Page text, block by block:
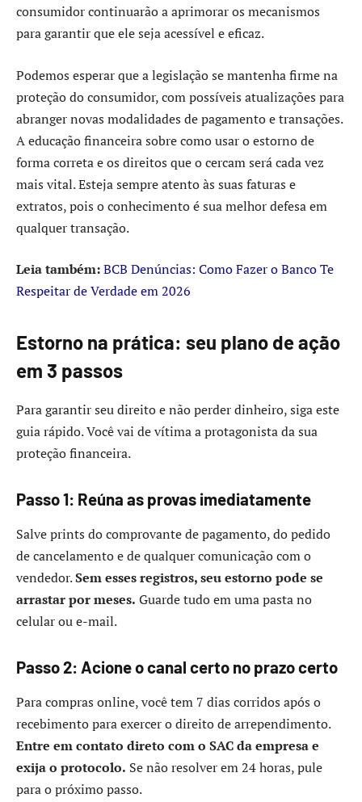
consumidor continuarão a aprimorar os mecanismos
para garantir que ele seja acessível e eficaz.
Podemos esperar que a legislação se mantenha firme na
proteção do consumidor, com possíveis atualizações para
abranger novas modalidades de pagamento e transações.
A educação financeira sobre como usar o estorno de
forma correta e os direitos que o cercam será cada vez
mais vital. Esteja sempre atento às suas faturas e
extratos, pois o conhecimento é sua melhor defesa em
qualquer transação.
Leia também:BCB Denúncias: Como Fazer o Banco Te
Respeitar de Verdade em 2026
Estorno na prática: seu plano de ação
em 3 passos
Para garantir seu direito e não perder dinheiro, siga este
guia rápido. Você vai de vítima a protagonista da sua
proteção financeira.
Passo 1: Reúna as provas imediatamente
Salve prints do comprovante de pagamento, do pedido
de cancelamento e de qualquer comunicação com o
vendedor.Sem esses registros, seu estorno pode se
arrastar por meses. Guarde tudo em uma pasta no
celular ou e-mail.
Passo 2: Acione o canal certo no prazo certo
Para compras online, você tem 7 dias corridos após o
recebimento para exercer o direito de arrependimento.
Entre em contato direto com o SAC da empresa e
exija o protocolo. Se não resolver em 24 horas, pule
para o próximo passo.